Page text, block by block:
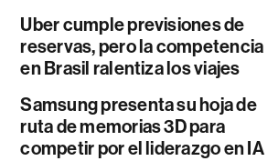
Uber cumple previsiones de
reservas, pero la competencia
en Brasil ralentiza los viajes
Samsung presenta su hoja de
ruta de memorias 3D para
competir por el liderazgo en IA